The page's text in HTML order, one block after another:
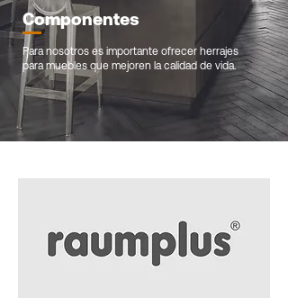
Componentes
Para nosotros es importante ofrecer herrajes
para muebles que mejoren la calidad de vida.